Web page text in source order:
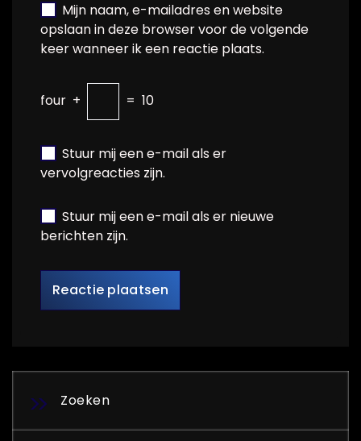
Mijn naam, e-mailadres en website
opslaan in deze browser voor de volgende
keer wanneer ik een reactie plaats.
four + = 10
Stuur mij een e-mail als er
vervolgreacties zijn.
Stuur mij een e-mail als er nieuwe
berichten zijn.
Zoeken